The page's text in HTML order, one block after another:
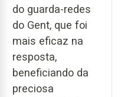
do guarda-redes
do Gent, que foi
mais eficaz na
resposta,
beneficiando da
preciosa